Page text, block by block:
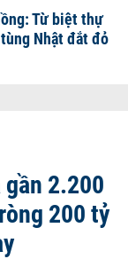
Từ biệt thự
Nhật đắt đỏ
2.200
200 tỷ